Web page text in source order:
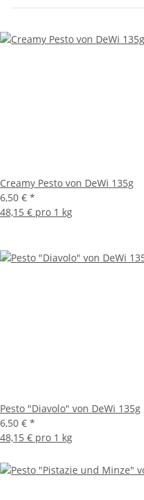
Creamy Pesto von DeWi 135g
6,50 € *
48,15 € pro 1 kg
Pesto "Diavolo" von DeWi 135g
6,50 € *
48,15 € pro 1 kg